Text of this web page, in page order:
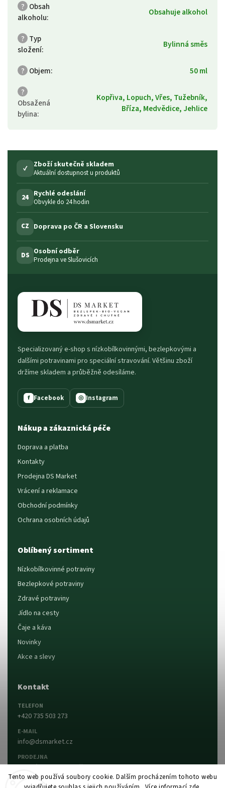
Tento web používá soubory cookie. Dalším procházením tohoto webu
? Obsah
alkoholu: Obsahuje alkohol
? Typ
složení: Bylinná směs
? Objem:
50 ml
?
Obsažená
bylina:
Kopřiva, Lopuch, Vřes, Tužebník,
Bříza, Medvědice, Jehlice
✓ Zboží skutečně skladem
Aktuální dostupnost u produktů
24 Rychlé odeslání
Obvykle do 24 hodin
CZ Doprava po ČR a Slovensku
DS Osobní odběr
Prodejna ve Slušovicích
Specializovaný e-shop s nízkobílkovinnými, bezlepkovými a
dalšími potravinami pro speciální stravování. Většinu zboží
držíme skladem a průběžně odesíláme.
f Facebook ◎ Instagram
Nákup a zákaznická péče
Doprava a platba
Kontakty
Prodejna DS Market
Vrácení a reklamace
Obchodní podmínky
Ochrana osobních údajů
Oblíbený sortiment
Nízkobílkovinné potraviny
Bezlepkové potraviny
Zdravé potraviny
Jídlo na cesty
Čaje a káva
Novinky
Akce a slevy
Kontakt
TELEFON
+420 735 503 273
E-MAIL
info@dsmarket.cz
PRODEJNA
Dlouhá 90, 763 15 Slušovice